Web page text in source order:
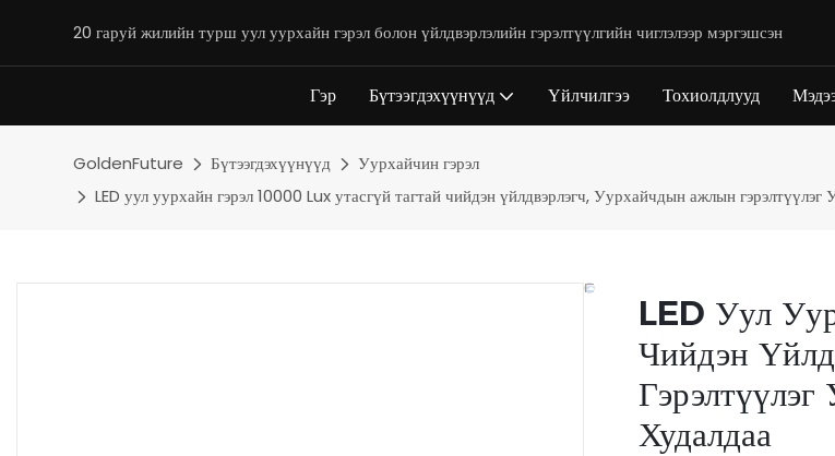
20 гаруй жилийн турш уул уурхайн гэрэл болон үйлдвэрлэлийн гэрэлтүүлгийн чиглэлээр мэргэшсэн
Гэр Бүтээгдэхүүнүүд Үйлчилгээ Тохиолдлууд
GoldenFuture Бүтээгдэхүүнүүд
Уурхайчин гэрэл
LED уул уурхайн гэрэл 10000 Lux утасгүй тагтай чийдэн үйлдвэрлэгч, Уурхайчдын ажлын
LED Уул
Чийдэн
Худалдаа